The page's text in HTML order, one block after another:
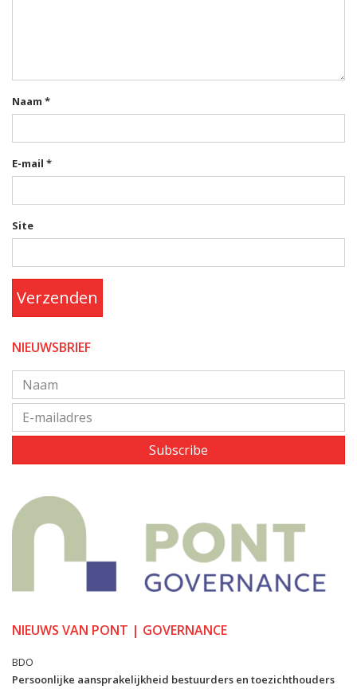
Naam *
E-mail *
Site
Verzenden
NIEUWSBRIEF
Subscribe
NIEUWS VAN PONT | GOVERNANCE
BDO
Persoonlijke aansprakelijkheid bestuurders en toezichthouders